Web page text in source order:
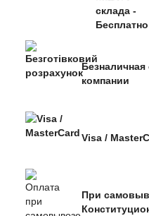
Безналичная
компании
Visa /
При